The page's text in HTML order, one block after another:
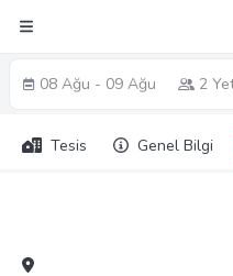
08 Ağu - 09 Ağu 2
Tesis Genel Bilgi